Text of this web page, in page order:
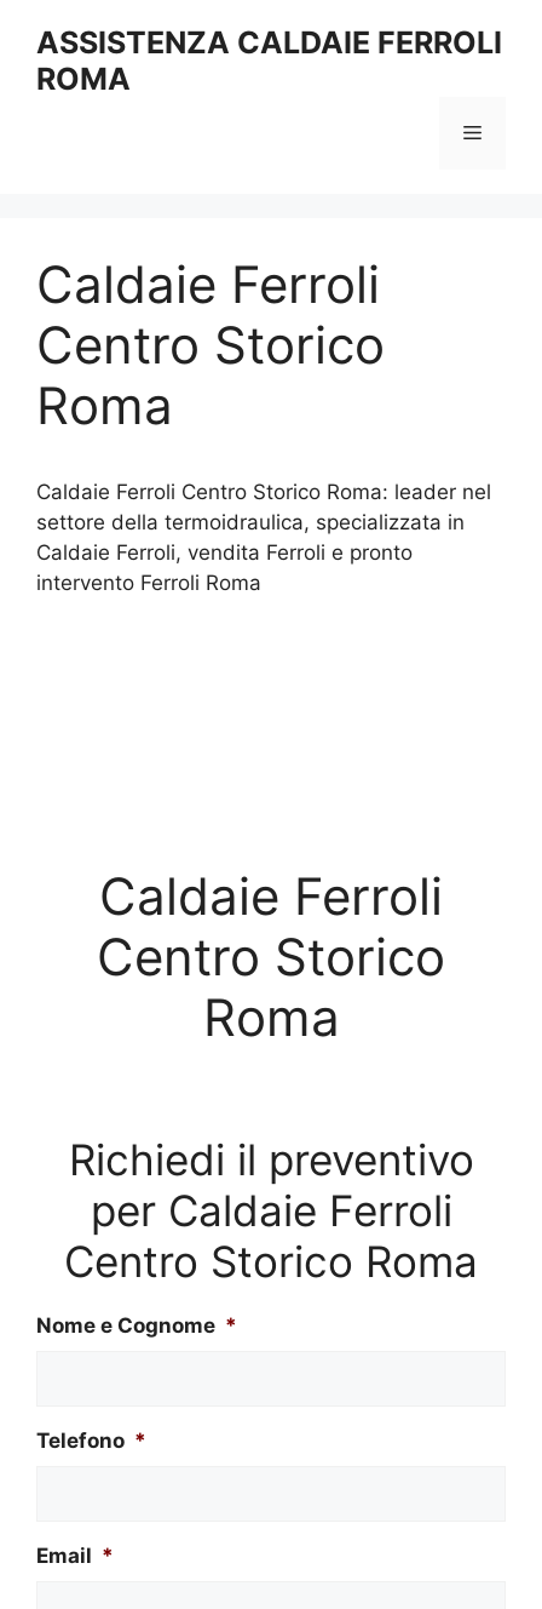
contenuto
ASSISTENZA CALDAIE FERROLI
ROMA
Menu
Caldaie Ferroli
Centro Storico
Roma
Caldaie Ferroli Centro Storico Roma: leader nel
settore della termoidraulica, specializzata in
Caldaie Ferroli, vendita Ferroli e pronto
intervento Ferroli Roma
Caldaie Ferroli
Centro Storico
Roma
Richiedi il preventivo
per Caldaie Ferroli
Centro Storico Roma
Nome e Cognome *
Telefono *
Email *